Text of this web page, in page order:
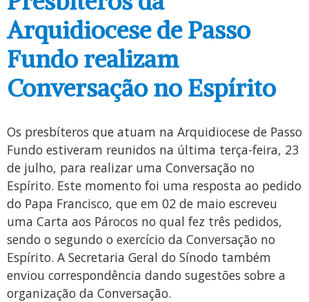
Arquidiocese de Passo
Fundo realizam
Conversação no Espírito
Os presbíteros que atuam na Arquidiocese de Passo
Fundo estiveram reunidos na última terça-feira, 23
de julho, para realizar uma Conversação no
Espírito. Este momento foi uma resposta ao pedido
do Papa Francisco, que em 02 de maio escreveu
uma Carta aos Párocos no qual fez três pedidos,
sendo o segundo o exercício da Conversação no
Espírito. A Secretaria Geral do Sínodo também
enviou correspondência dando sugestões sobre a
organização da Conversação.